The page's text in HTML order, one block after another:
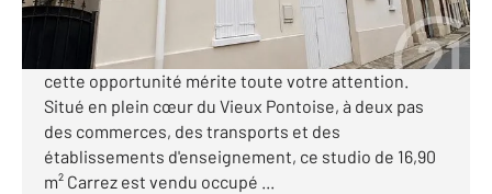
EXCLUSIVITÉ CENTURY 21 OSMOSE Investisseurs,
cette opportunité mérite toute votre attention.
Situé en plein cœur du Vieux Pontoise, à deux pas
des commerces, des transports et des
établissements d'enseignement, ce studio de 16,90
m² Carrez est vendu occupé ...